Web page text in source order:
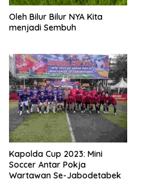
Oleh Bilur Bilur NYA Kita
menjadi Sembuh
Kapolda Cup 2023: Mini
Soccer Antar Pokja
Wartawan Se-Jabodetabek